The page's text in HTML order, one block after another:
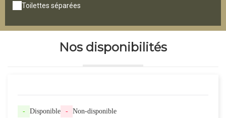
Toilettes séparées
Nos disponibilités
- Disponible - Non-disponible